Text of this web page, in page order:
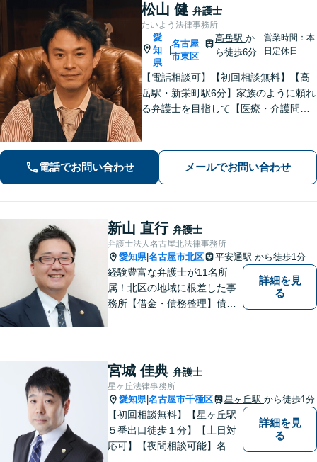
松山 健 弁護士
たいよう法律事務所
愛
知
県
名古屋
市東区
高岳駅 か
ら徒歩6分
営業時間：本
日定休日
【電話相談可】【初回相談無料】【高
岳駅・新栄町駅6分】家族のように頼れ
る弁護士を目指して【医療・介護問
い】不動産は高額な財産が関わる問
題。関連士業と連携し、円滑な解決を
目指します
電話でお問い合わせ メールでお問い合わせ
新山 直行 弁護士
弁護士法人名古屋北法律事務所
愛知県|名古屋市北区 平安通駅 から徒歩1分
経験豊富な弁護士が11名所
属！北区の地域に根差した事
務所【借金・債務整理】債務
対応【相続・遺言】他士業と
も連携【平安通駅1分】
詳細を見
る
宮城 佳典 弁護士
星ヶ丘法律事務所
愛知県|名古屋市千種区 星ヶ丘駅 から徒歩1分
【初回相談無料】【星ヶ丘駅
５番出口徒歩１分】【土日対
応可】【夜間相談可能】名古
詳細を見
る